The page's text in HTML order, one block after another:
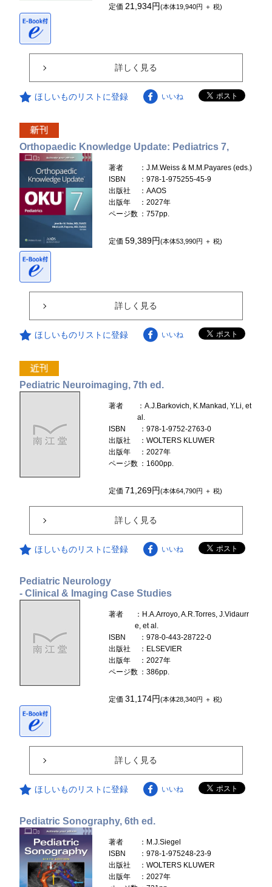
定価 21,934円(本体19,940円 ＋ 税)
詳しく見る
ほしいものリストに登録 いいね
Orthopaedic Knowledge Update: Pediatrics 7,
著者
：J.M.Weiss & M.M.Payares (eds.)
ISBN
：978-1-975255-45-9
出版社
：AAOS
出版年
：2027年
ページ数 ：757pp.
定価59,389円(本体53,990円 ＋ 税)
詳しく見る
ほしいものリストに登録 いいね
Pediatric Neuroimaging, 7th ed.
著者
：A.J.Barkovich, K.Mankad, Y.Li, et
al.
ISBN
：978-1-9752-2763-0
出版社
：WOLTERS KLUWER
出版年
：2027年
ページ数 ：1600pp.
定価71,269円(本体64,790円 ＋ 税)
詳しく見る
ほしいものリストに登録 いいね
Pediatric Neurology
- Clinical & Imaging Case Studies
著者
：H.A.Arroyo, A.R.Torres, J.Vidaurr
e, et al.
ISBN
：978-0-443-28722-0
出版社
：ELSEVIER
出版年
：2027年
ページ数 ：386pp.
定価31,174円(本体28,340円 ＋ 税)
詳しく見る
ほしいものリストに登録 いいね
Pediatric Sonography, 6th ed.
著者
：M.J.Siegel
ISBN
：978-1-975248-23-9
出版社
：WOLTERS KLUWER
出版年
：2027年